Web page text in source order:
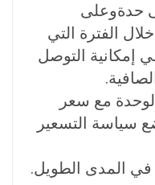
حدةوعلى
الفترة التي
إمكانية التوصل
مع سعر
سياسة التسعير
في المدى الطويل.